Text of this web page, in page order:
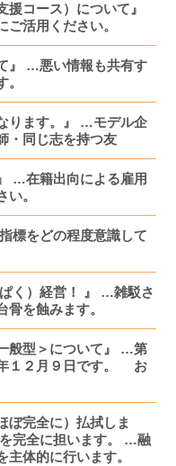
援コース）について』
活用ください。
』 …悪い情報も共有す
ります。』 …モデル企
・同じ志を持つ友
…在籍出向による雇用
。
標をどの程度意識して
く）経営！ 』 …雑駁さ
を蝕みます。
般型＞について』 …第
１２月９日です。 お
ぼ完全に）払拭しま
完全に担います。 …融
体的に行います。